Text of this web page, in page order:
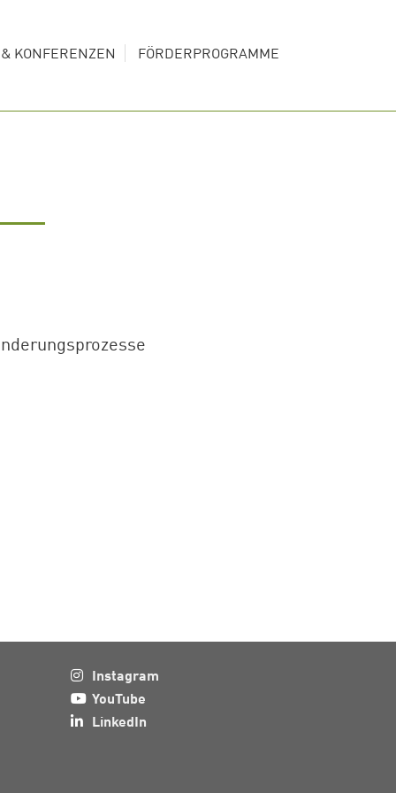
KONFERENZEN FÖRDERPROGRAMME
Instagram
YouTube
LinkedIn